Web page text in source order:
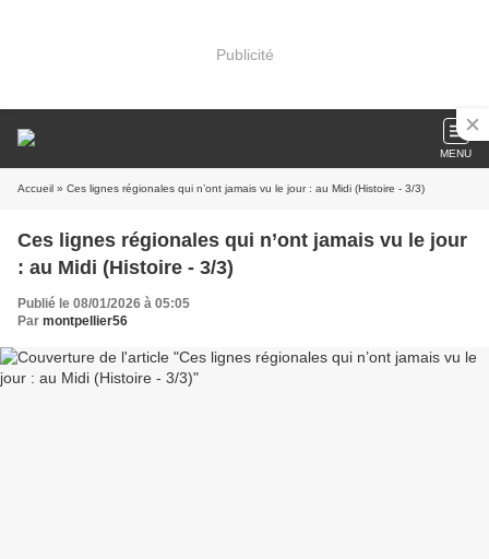
Publicité
MENU
Accueil » Ces lignes régionales qui n’ont jamais vu le jour : au Midi (Histoire - 3/3)
Ces lignes régionales qui n’ont jamais vu le jour
: au Midi (Histoire - 3/3)
Publié le 08/01/2026 à 05:05
Par montpellier56